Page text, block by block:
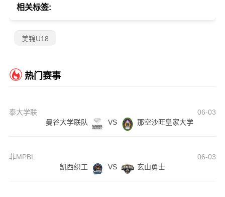
相关标签:
美锦U18
热门赛事
泰大学联
06-03
曼谷大学联队
VS 那空沙旺皇家大学
菲MPBL
06-03
凯西织工
VS 玄山勇士